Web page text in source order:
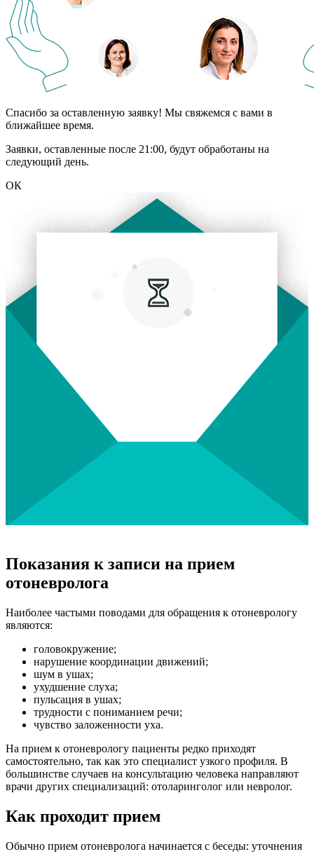
Спасибо за оставленную заявку! Мы свяжемся с вами в
ближайшее время.
Заявки, оставленные после 21:00, будут обработаны на
следующий день.
ОК
Показания к записи на прием
отоневролога
Наиболее частыми поводами для обращения к отоневрологу
являются:
головокружение;
нарушение координации движений;
шум в ушах;
ухудшение слуха;
пульсация в ушах;
трудности с пониманием речи;
чувство заложенности уха.
На прием к отоневрологу пациенты редко приходят
самостоятельно, так как это специалист узкого профиля. В
большинстве случаев на консультацию человека направляют
врачи других специализаций: отоларинголог или невролог.
Как проходит прием
Обычно прием отоневролога начинается с беседы: уточнения